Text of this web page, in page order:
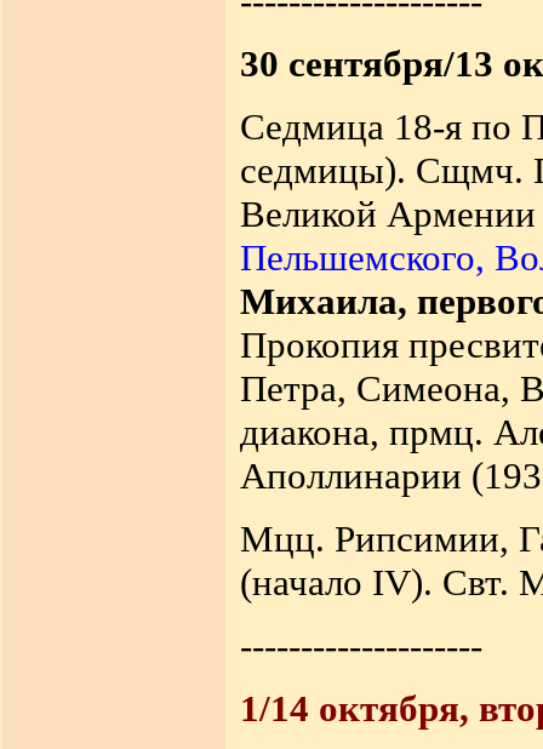
30 сентября/13
Седмица 18-я по
седмицы). Сщмч.
Великой
Пельшемского,
Михаила,
Прокопия
Петра, Симеона,
диакона, прмц.
Аполлинарии
Мцц. Рипсимии,
(начало IV). Свт.
--------------------
1/14 октября,